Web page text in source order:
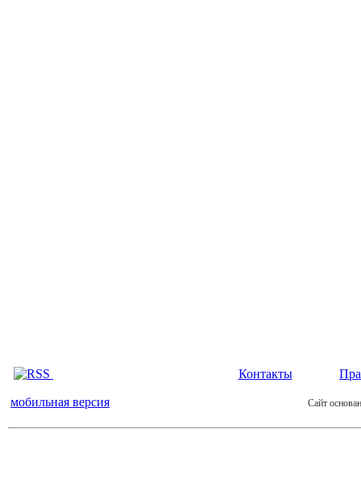
Контакты
мобильная версия Сайт